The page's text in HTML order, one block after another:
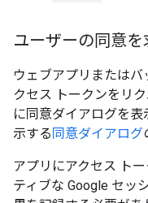
ユーザーの同意
ウェブアプリまたは
クセス トークンをリ
に同意ダイアログを
示する 同意ダイアログ
アプリにアクセス ト
ティブな Google セッ